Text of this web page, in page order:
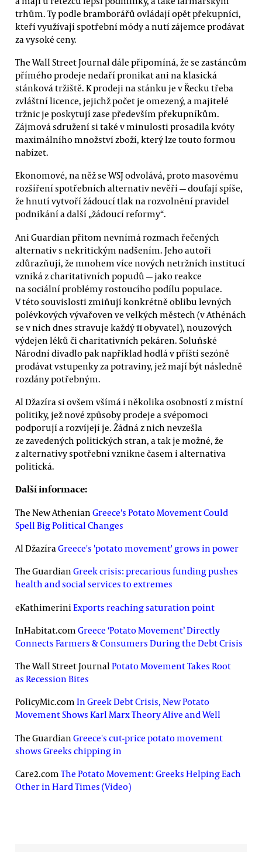
trhům. Ty podle bramborářů ovládají opět překupníci,
kteří využívají spotřební módy a nutí zájemce prodávat
za vysoké ceny.
The Wall Street Journal dále připomíná, že se zastáncům
přímého prodeje nedaří pronikat ani na klasická
stánková tržiště. K prodeji na stánku je v Řecku třeba
zvláštní licence, jejichž počet je omezený, a majitelé
tržnic je poskytují zase především překupníkům.
Zájmová sdružení si také v minulosti prosadila kvóty
maximálního množství zboží, který lze touto formou
nabízet.
Ekonomové, na něž se WSJ odvolává, proto masovému
rozšíření spotřebních alternativ nevěří — doufají spíše,
že hnutí vytvoří žádoucí tlak na rozvolnění pravidel
podnikání a další „žádoucí reformy“.
Ani Guardian přitom nevnímá rozmach řečených
alternativ s nekritickým nadšením. Jeho autoři
zdůrazňují, že mnohem více nových netržních institucí
vzniká z charitativních popudů — jako reakce
na sociální problémy rostoucího podílu populace.
V této souvislosti zmiňují konkrétně oblibu levných
polévkových vývařoven ve velkých městech (v Athénách
se v nich dnes stravuje každý 11 obyvatel), nouzových
výdejen léků či charitativních pekáren. Soluňské
Národní divadlo pak například hodlá v příští sezóně
prodávat vstupenky za potraviny, jež mají být následně
rozdány potřebným.
Al Džazíra si ovšem všímá i několika osobností z místní
politiky, jež nové způsoby prodeje a svépomoci
podporují a rozvíjejí je. Žádná z nich nevzešla
ze zavedených politických stran, a tak je možné, že
z alternativy spotřební vznikne časem i alternativa
politická.
Další informace:
The New Athenian Greece's Potato Movement Could
Spell Big Political Changes
Al Džazíra Greece's 'potato movement' grows in power
The Guardian Greek crisis: precarious funding pushes
health and social services to extremes
eKathimerini Exports reaching saturation point
InHabitat.com Greece ‘Potato Movement’ Directly
Connects Farmers & Consumers During the Debt Crisis
The Wall Street Journal Potato Movement Takes Root
as Recession Bites
PolicyMic.com In Greek Debt Crisis, New Potato
Movement Shows Karl Marx Theory Alive and Well
The Guardian Greece's cut-price potato movement
shows Greeks chipping in
Care2.com The Potato Movement: Greeks Helping Each
Other in Hard Times (Video)